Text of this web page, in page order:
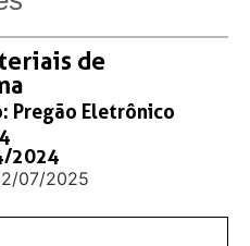
de
Pregão Eletrônico
2024
07/2025